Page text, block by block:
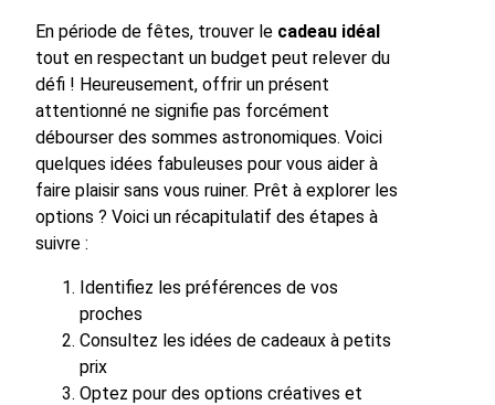
En période de fêtes, trouver le cadeau idéal
tout en respectant un budget peut relever du
défi ! Heureusement, offrir un présent
attentionné ne signifie pas forcément
débourser des sommes astronomiques. Voici
quelques idées fabuleuses pour vous aider à
faire plaisir sans vous ruiner. Prêt à explorer les
options ? Voici un récapitulatif des étapes à
suivre :
Identifiez les préférences de vos
proches
Consultez les idées de cadeaux à petits
prix
Optez pour des options créatives et